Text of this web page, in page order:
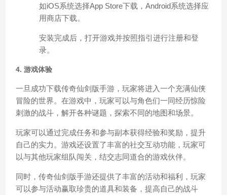
如iOS系统选择App Store下载，Android系统选择应
用商店下载。
安装完成后，打开游戏并按照指引进行注册和登
录。
4. 游戏体验
一旦成功下载传奇仙剑版手游，玩家将进入一个充满仙侠
冒险的世界。在游戏中，玩家可以与角色们一同经历惊险
刺激的战斗，解开各种谜题，探索不同的地图和场景。
玩家可以通过完成任务和参与副本获得经验和奖励，提升
自己的实力。游戏还设置了丰富的社交互动功能，玩家可
以与其他玩家组队闯关，结交志同道合的游戏伙伴。
同时，传奇仙剑版手游还提供了丰富的活动和福利，玩家
可以参与活动赢取珍贵的道具和装备，提高自己的战斗